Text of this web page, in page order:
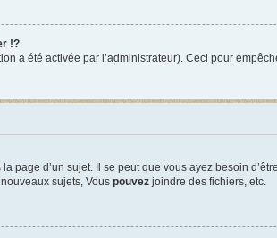
!?
a été activée par l’administrateur). Ceci pour
page d’un sujet. Il se peut que vous ayez besoin
sujets, Vous pouvez joindre des fichiers, etc.